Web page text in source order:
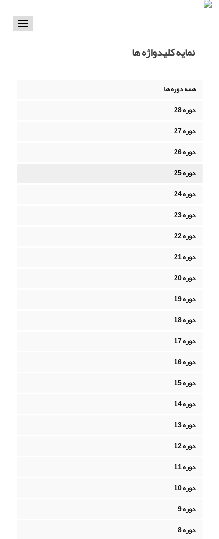
Toggle
نمایه کلیدواژه ها
همه دوره ها
دوره 28
دوره 27
دوره 26
دوره 25
دوره 24
دوره 23
دوره 22
دوره 21
دوره 20
دوره 19
دوره 18
دوره 17
دوره 16
دوره 15
دوره 14
دوره 13
دوره 12
دوره 11
دوره 10
دوره 9
دوره 8